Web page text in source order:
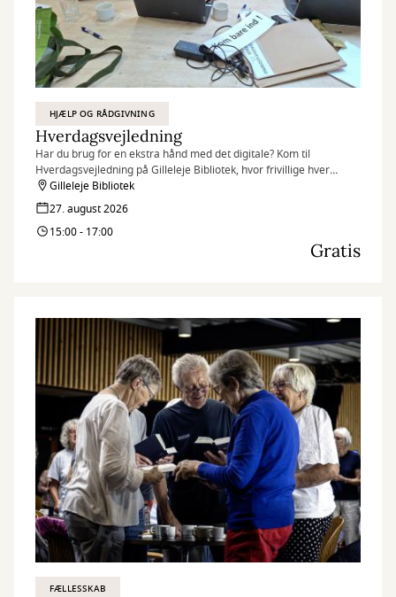
HJÆLP OG RÅDGIVNING
Hverdagsvejledning
Har du brug for en ekstra hånd med det digitale? Kom til
Hverdagsvejledning på Gilleleje Bibliotek, hvor frivillige hver
torsdag står klar til at hjælpe borgere.
Gilleleje Bibliotek
27. august 2026
15:00 - 17:00
Gratis
FÆLLESSKAB